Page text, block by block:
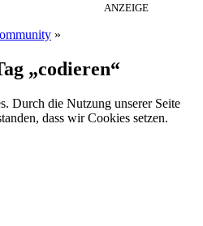
ANZEIGE
»
„codieren“
Durch die Nutzung unserer Seite
dass wir Cookies setzen.